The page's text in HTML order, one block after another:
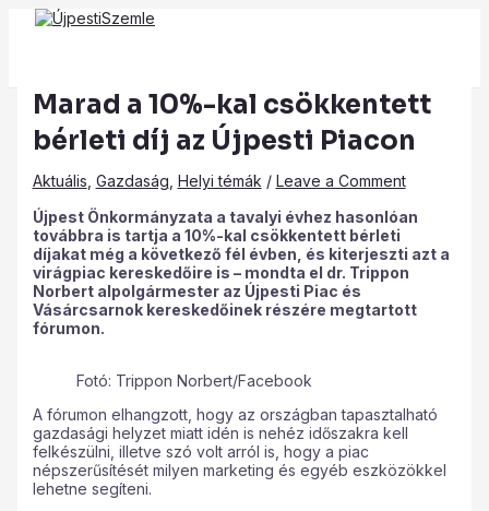
Skip
Main
Menu
Marad a 10%-kal csökkentett
bérleti díj az Újpesti Piacon
Aktuális Gazdaság Helyi témák / Leave a Comment
Újpest Önkormányzata a tavalyi évhez hasonlóan
továbbra is tartja a 10%-kal csökkentett bérleti
díjakat még a következő fél évben, és kiterjeszti azt a
virágpiac kereskedőire is – mondta el dr. Trippon
Norbert alpolgármester az Újpesti Piac és
Vásárcsarnok kereskedőinek részére megtartott
fórumon.
Fotó: Trippon Norbert/Facebook
A fórumon elhangzott, hogy az országban tapasztalható
gazdasági helyzet miatt idén is nehéz időszakra kell
felkészülni, illetve szó volt arról is, hogy a piac
népszerűsítését milyen marketing és egyéb eszközökkel
lehetne segíteni.
Post
navigation
Type
here..
Name*
Email*
Website